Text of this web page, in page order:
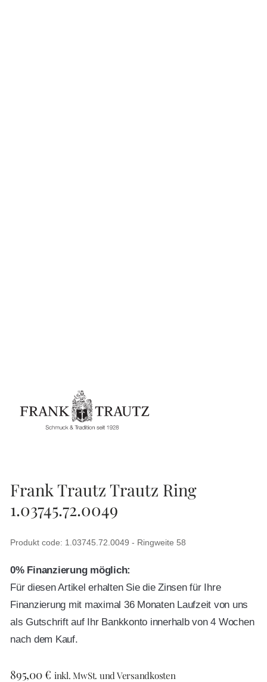
Frank Trautz Trautz Ring
1.03745.72.0049
Produkt code: 1.03745.72.0049 - Ringweite 58
0% Finanzierung möglich:
Für diesen Artikel erhalten Sie die Zinsen für Ihre
Finanzierung mit maximal 36 Monaten Laufzeit von uns
als Gutschrift auf Ihr Bankkonto innerhalb von 4 Wochen
nach dem Kauf.
895,00€ inkl. MwSt. und Versandkosten